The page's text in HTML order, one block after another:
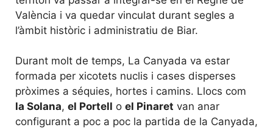
València i va quedar vinculat durant segles a
l’àmbit històric i administratiu de Biar.
Durant molt de temps, La Canyada va estar
formada per xicotets nuclis i cases disperses
pròximes a séquies, hortes i camins. Llocs com
la Solana, el Portell o el Pinaret van anar
configurant a poc a poc la partida de la Canyada,